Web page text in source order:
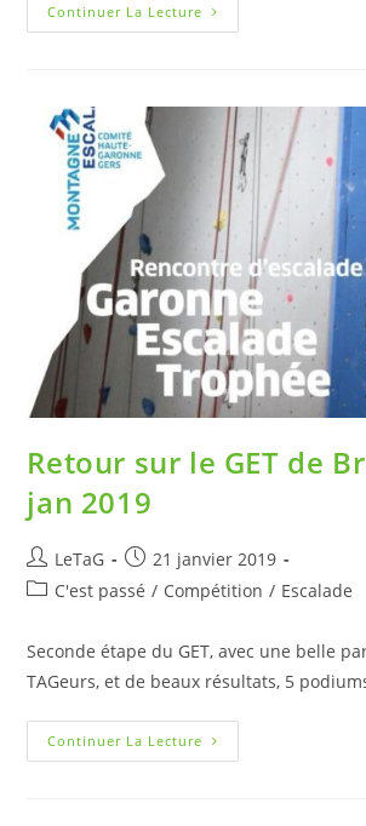
Continuer La Lecture
Retour sur le GET de
jan 2019
LeTaG
21 janvier 2019
C'est passé / Compétition / Escalade
Seconde étape du GET, avec une belle
TAGeurs, et de beaux résultats, 5
Continuer La Lecture